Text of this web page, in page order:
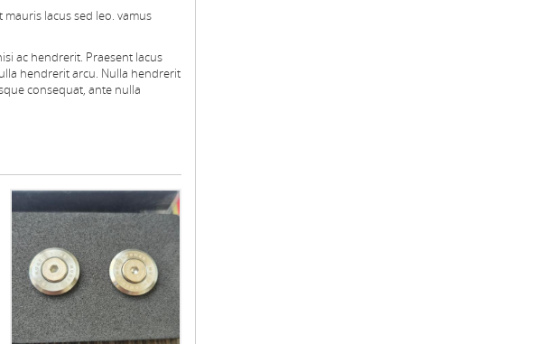
lacus sed leo. vamus
ac hendrerit. Praesent lacus
hendrerit arcu. Nulla hendrerit
consequat, ante nulla